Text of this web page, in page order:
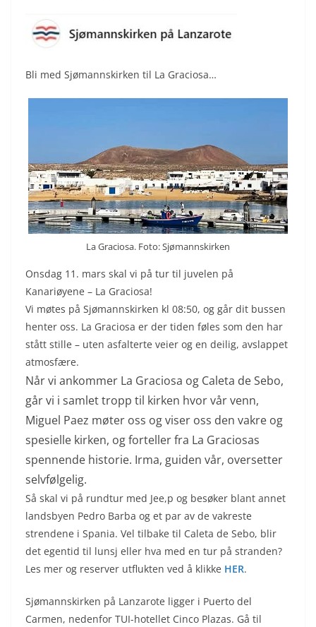
Bli med Sjømannskirken til La Graciosa…
La Graciosa. Foto: Sjømannskirken
Onsdag 11. mars skal vi på tur til juvelen på
Kanariøyene – La Graciosa!
Vi møtes på Sjømannskirken kl 08:50, og går dit bussen
henter oss. La Graciosa er der tiden føles som den har
stått stille – uten asfalterte veier og en deilig, avslappet
atmosfære.
Når vi ankommer La Graciosa og Caleta de Sebo,
går vi i samlet tropp til kirken hvor vår venn,
Miguel Paez møter oss og viser oss den vakre og
spesielle kirken, og forteller fra La Graciosas
spennende historie. Irma, guiden vår, oversetter
selvfølgelig.
Så skal vi på rundtur med Jee,p og besøker blant annet
landsbyen Pedro Barba og et par av de vakreste
strendene i Spania. Vel tilbake til Caleta de Sebo, blir
det egentid til lunsj eller hva med en tur på stranden?
Les mer og reserver utflukten ved å klikke HER.
Sjømannskirken på Lanzarote ligger i Puerto del
Carmen, nedenfor TUI-hotellet Cinco Plazas. Gå til